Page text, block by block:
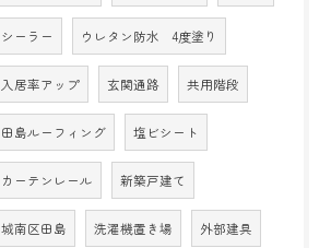
シーラー ウレタン防水 4度塗り
入居率アップ 玄関通路 共用階段
田島ルーフィング 塩ビシート
カーテンレール 新築戸建て
城南区田島 洗濯機置き場 外部建具